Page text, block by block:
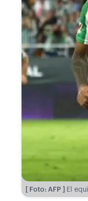
[ Foto: AFP ] El